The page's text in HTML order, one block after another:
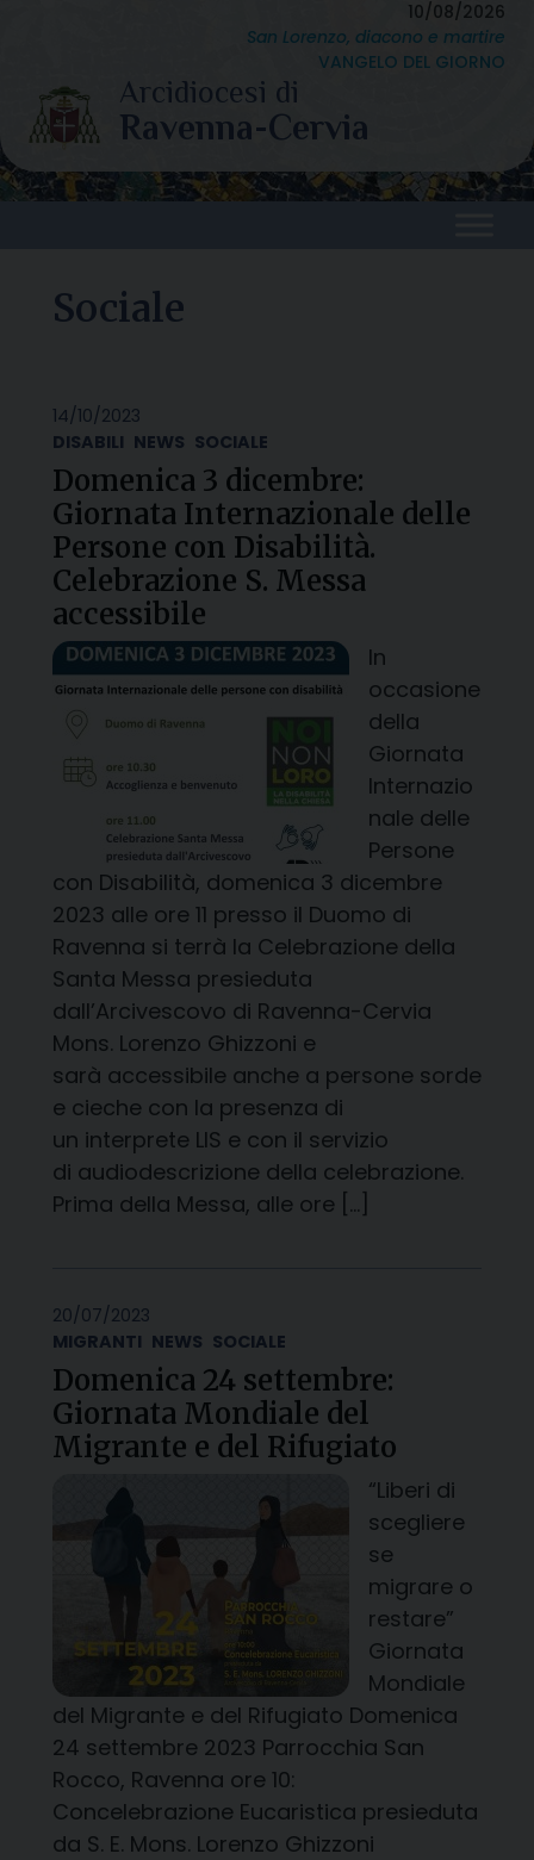
content
10/08/2026
San Lorenzo, diacono e martire
VANGELO DEL GIORNO
Sociale
14/10/2023
DISABILI NEWS SOCIALE
Domenica 3 dicembre:
Giornata Internazionale delle
Persone con Disabilità.
Celebrazione S. Messa
accessibile
In
occasione
della
Giornata
Internazio
nale delle
Persone
con Disabilità, domenica 3 dicembre
2023 alle ore 11 presso il Duomo di
Ravenna si terrà la Celebrazione della
Santa Messa presieduta
dall’Arcivescovo di Ravenna-Cervia
Mons. Lorenzo Ghizzoni e
sarà accessibile anche a persone sorde
e cieche con la presenza di
un interprete LIS e con il servizio
di audiodescrizione della celebrazione.
Prima della Messa, alle ore […]
20/07/2023
MIGRANTI NEWS SOCIALE
Domenica 24 settembre:
Giornata Mondiale del
Migrante e del Rifugiato
“Liberi di
scegliere
se
migrare o
restare”
Giornata
Mondiale
del Migrante e del Rifugiato Domenica
24 settembre 2023 Parrocchia San
Rocco, Ravenna ore 10:
Concelebrazione Eucaristica presieduta
da S. E. Mons. Lorenzo Ghizzoni